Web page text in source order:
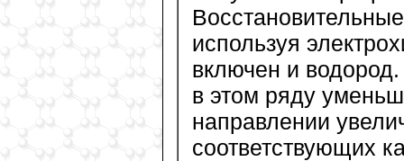
используя
включен и
в этом ряду
направлении
соответствующих